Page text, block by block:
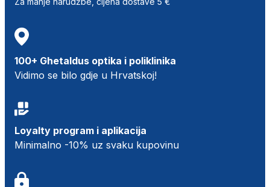
100+ Ghetaldus optika i poliklinika
Vidimo se bilo gdje u Hrvatskoj!
Loyalty program i aplikacija
Minimalno -10% uz svaku kupovinu